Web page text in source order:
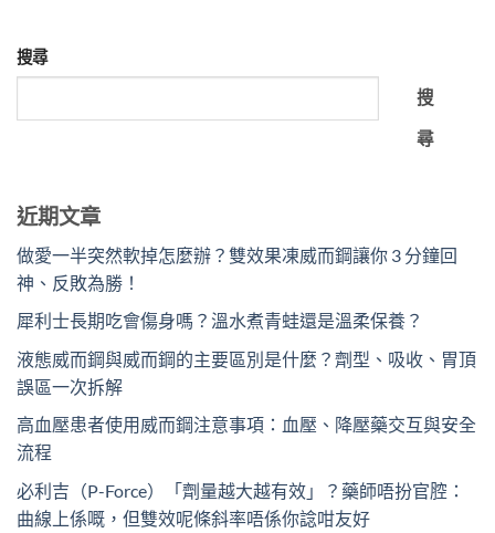
搜尋
搜
尋
近期文章
做愛一半突然軟掉怎麼辦？雙效果凍威而鋼讓你 3 分鐘回
神、反敗為勝！
犀利士長期吃會傷身嗎？溫水煮青蛙還是溫柔保養？
液態威而鋼與威而鋼的主要區別是什麼？劑型、吸收、胃頂
誤區一次拆解
高血壓患者使用威而鋼注意事項：血壓、降壓藥交互與安全
流程
必利吉（P-Force）「劑量越大越有效」？藥師唔扮官腔：
曲線上係嘅，但雙效呢條斜率唔係你諗咁友好